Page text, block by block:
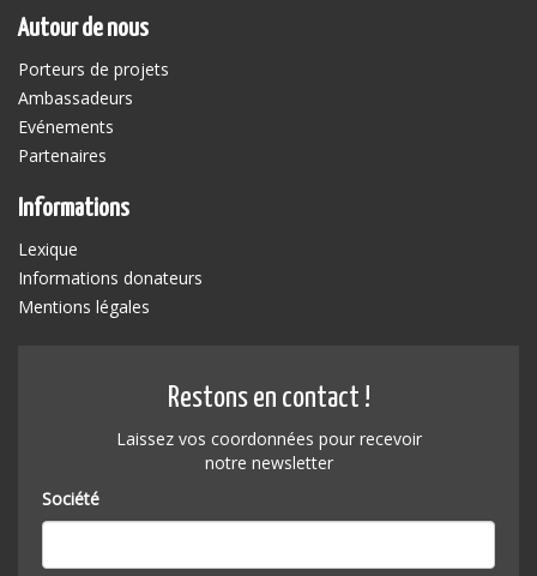
Autour de nous
Porteurs de projets
Ambassadeurs
Evénements
Partenaires
Informations
Lexique
Informations donateurs
Mentions légales
Restons en contact !
Laissez vos coordonnées pour recevoir
notre newsletter
Société